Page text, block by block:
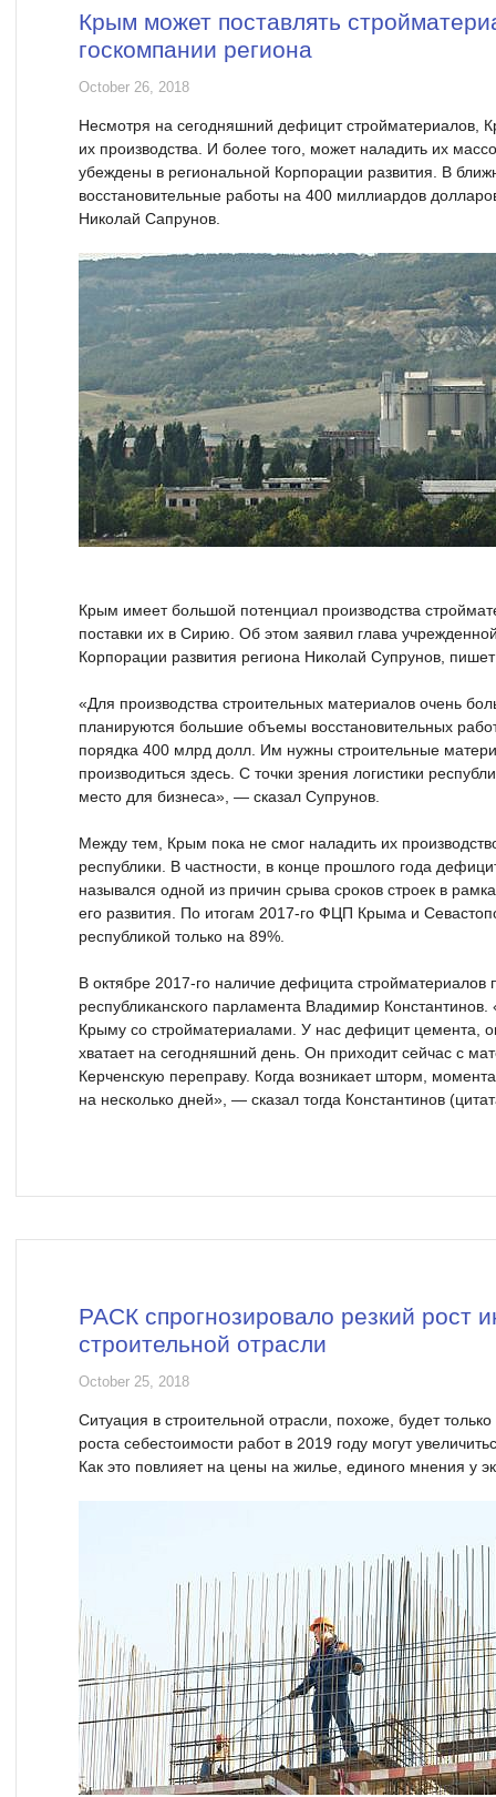
Крым может поставлять
госкомпании региона
October 26, 2018
Несмотря на сегодняшний дефицит стройматериалов,
их производства. И более того, может наладить их
убеждены в региональной Корпорации развития. В
восстановительные работы на 400 миллиардов
Николай Сапрунов.
Крым имеет большой потенциал производства
поставки их в Сирию. Об этом заявил глава
Корпорации развития региона Николай Супрунов,
«Для производства строительных материалов очень
планируются большие объемы восстановительных
порядка 400 млрд долл. Им нужны строительные
производиться здесь. С точки зрения логистики
место для бизнеса», — сказал Супрунов.
Между тем, Крым пока не смог наладить их
республики. В частности, в конце прошлого года
назывался одной из причин срыва сроков строек в
его развития. По итогам 2017-го ФЦП Крыма и
республикой только на 89%.
В октябре 2017-го наличие дефицита стройматериалов
республиканского парламента Владимир
Крыму со стройматериалами. У нас дефицит цемента,
хватает на сегодняшний день. Он приходит сейчас с
Керченскую переправу. Когда возникает шторм,
на несколько дней», — сказал тогда Константинов
РАСК спрогнозировало резкий рост
строительной отрасли
October 25, 2018
Ситуация в строительной отрасли, похоже, будет
роста себестоимости работ в 2019 году могут
Как это повлияет на цены на жилье, единого мнения у